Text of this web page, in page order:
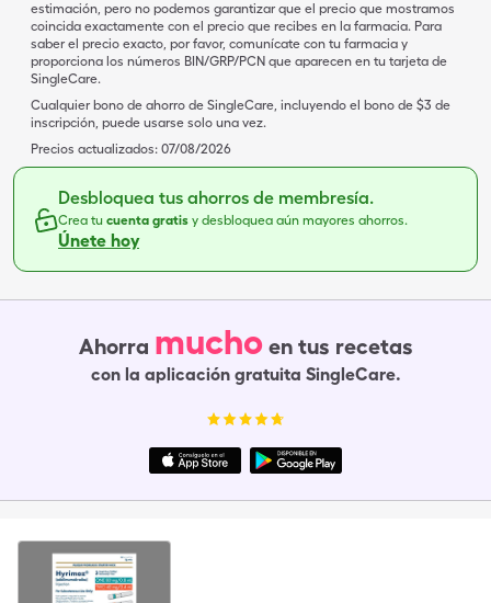
estimación, pero no podemos garantizar que el precio que mostramos
coincida exactamente con el precio que recibes en la farmacia. Para
saber el precio exacto, por favor, comunícate con tu farmacia y
proporciona los números BIN/GRP/PCN que aparecen en tu tarjeta de
SingleCare.
Cualquier bono de ahorro de SingleCare, incluyendo el bono de $3 de
inscripción, puede usarse solo una vez.
Precios actualizados: 07/08/2026
Desbloquea tus ahorros de membresía.
Crea tu cuenta gratis y desbloquea aún mayores ahorros.
Únete hoy
Ahorra mucho en tus recetas
con la aplicación gratuita SingleCare.